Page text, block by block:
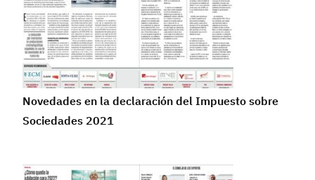
Novedades en la declaración del Impuesto sobre
Sociedades 2021